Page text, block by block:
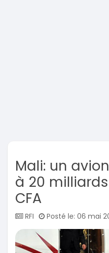
Mali: un
à 20
CFA
RFI Posté le: 06 mai